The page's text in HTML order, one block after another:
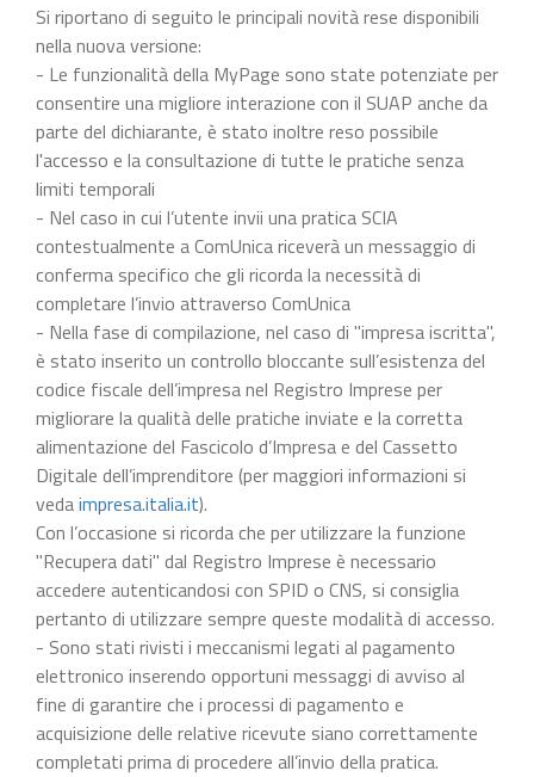
Si riportano di seguito le principali novità rese disponibili
nella nuova versione:
- Le funzionalità della MyPage sono state potenziate per
consentire una migliore interazione con il SUAP anche da
parte del dichiarante, è stato inoltre reso possibile
l'accesso e la consultazione di tutte le pratiche senza
limiti temporali
- Nel caso in cui l’utente invii una pratica SCIA
contestualmente a ComUnica riceverà un messaggio di
conferma specifico che gli ricorda la necessità di
completare l’invio attraverso ComUnica
- Nella fase di compilazione, nel caso di "impresa iscritta",
è stato inserito un controllo bloccante sull’esistenza del
codice fiscale dell’impresa nel Registro Imprese per
migliorare la qualità delle pratiche inviate e la corretta
alimentazione del Fascicolo d’Impresa e del Cassetto
Digitale dell’imprenditore (per maggiori informazioni si
vedaimpresa.italia.it).
Con l’occasione si ricorda che per utilizzare la funzione
"Recupera dati" dal Registro Imprese è necessario
accedere autenticandosi con SPID o CNS, si consiglia
pertanto di utilizzare sempre queste modalità di accesso.
- Sono stati rivisti i meccanismi legati al pagamento
elettronico inserendo opportuni messaggi di avviso al
fine di garantire che i processi di pagamento e
acquisizione delle relative ricevute siano correttamente
completati prima di procedere all’invio della pratica.